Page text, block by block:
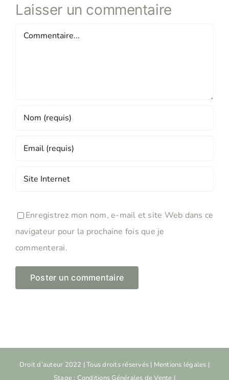
Laisser un commentaire
Commentaire
Enregistrez mon nom, e-mail et site Web dans ce
navigateur pour la prochaine fois que je
commenterai.
Droit d’auteur 2022 | Tous droits réservés | Mentions légales |
Stage : Conditions Générales de Vente |